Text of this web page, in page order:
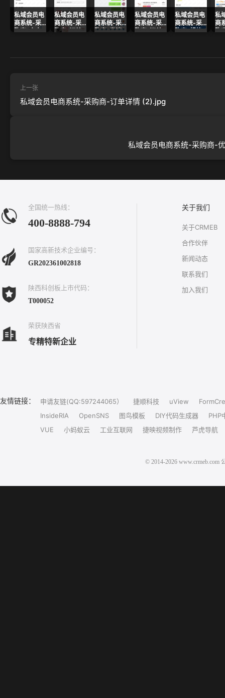
私域会员电
商系统-采
购商-个人
私域会员电
商系统-采
购商-订单
私域会员电
商系统-采
购商-发消
私域会员电
商系统-采
购商-订单
私域会员电
商系统-采
购商-规格
私
商
购
上一张
私域会员电商系统-采购商-订单详情 (2).jpg
私域会员电商系统-采购商-
全国统一热线：
400-8888-794
国家高新技术企业编号：
GR202361002818
陕西科创板上市代码：
T000052
荣获陕西省
专精特新企业
关于我们
关于CRMEB
合作伙伴
新闻动态
联系我们
加入我们
友情链接： 申请友链(QQ:597244065） 捷顺科技 uView
InsideRIA
OpenSNS 图鸟模板 DIY代码生成器
PHP
VUE
小蚂蚁云 工业互联网 捷映视频制作 芦虎导航
© 2014-2026